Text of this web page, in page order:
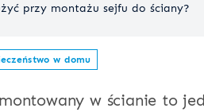
przy montażu sejfu do ściany?
w domu
w ścianie to